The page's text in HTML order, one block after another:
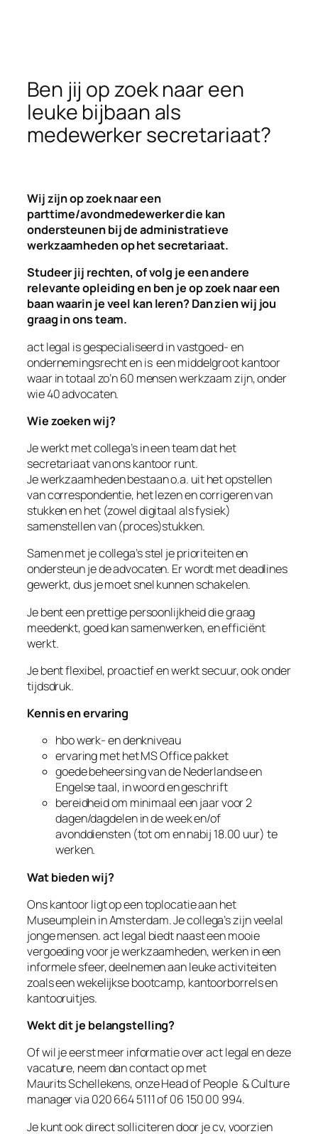
Ben jij op zoek naar een
leuke bijbaan als
medewerker secretariaat?
Wij zijn op zoek naar een
parttime/avondmedewerker die kan
ondersteunen bij de administratieve
werkzaamheden op het secretariaat.
Studeer jij rechten, of volg je een andere
relevante opleiding en ben je op zoek naar een
baan waarin je veel kan leren? Dan zien wij jou
graag in ons team.
act legal is gespecialiseerd in vastgoed- en
ondernemingsrecht en is een middelgroot kantoor
waar in totaal zo’n 60 mensen werkzaam zijn, onder
wie 40 advocaten.
Wie zoeken wij?
Je werkt met collega’s in een team dat het
secretariaat van ons kantoor runt.
Je werkzaamheden bestaan o.a. uit het opstellen
van correspondentie, het lezen en corrigeren van
stukken en het (zowel digitaal als fysiek)
samenstellen van (proces)stukken.
Samen met je collega’s stel je prioriteiten en
ondersteun je de advocaten. Er wordt met deadlines
gewerkt, dus je moet snel kunnen schakelen.
Je bent een prettige persoonlijkheid die graag
meedenkt, goed kan samenwerken, en efficiënt
werkt.
Je bent flexibel, proactief en werkt secuur, ook onder
tijdsdruk.
Kennis en ervaring
hbo werk- en denkniveau
ervaring met het MS Office pakket
goede beheersing van de Nederlandse en
Engelse taal, in woord en geschrift
bereidheid om minimaal een jaar voor 2
dagen/dagdelen in de week en/of
avonddiensten (tot om en nabij 18.00 uur) te
werken.
Wat bieden wij?
Ons kantoor ligt op een toplocatie aan het
Museumplein in Amsterdam. Je collega’s zijn veelal
jonge mensen. act legal biedt naast een mooie
vergoeding voor je werkzaamheden, werken in een
informele sfeer, deelnemen aan leuke activiteiten
zoals een wekelijkse bootcamp, kantoorborrels en
kantooruitjes.
Wekt dit je belangstelling?
Of wil je eerst meer informatie over act legal en deze
vacature, neem dan contact op met
Maurits Schellekens, onze Head of People & Culture
manager via 020 664 5111 of 06 150 00 994.
Je kunt ook direct solliciteren door je cv, voorzien